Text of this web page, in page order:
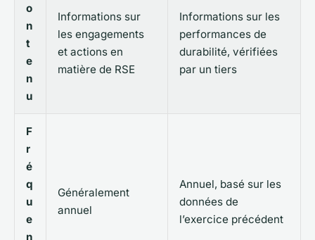
o
n
t
e
n
u
Informations sur
les engagements
et actions en
matière de RSE
Informations sur les
performances de
durabilité, vérifiées
par un tiers
F
r
é
q
u
e
n
Généralement
annuel
Annuel, basé sur les
données de
l’exercice précédent